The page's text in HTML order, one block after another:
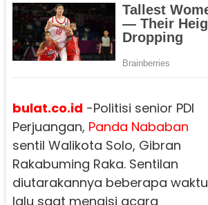
bulat.co.id -Politisi senior PDI
Perjuangan, Panda Nababan
sentil Walikota Solo, Gibran
Rakabuming Raka. Sentilan
diutarakannya beberapa waktu
lalu saat mengisi acara